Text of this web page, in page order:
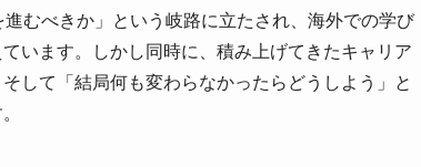
むべきか」という岐路に立たされ、海外での学び
います。しかし同時に、積み上げてきたキャリア
して「結局何も変わらなかったらどうしよう」と